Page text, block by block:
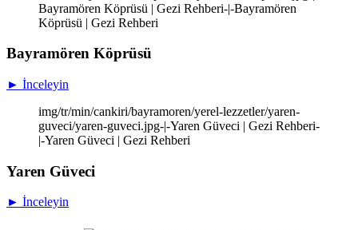
Bayramören Köprüsü | Gezi Rehberi-|-Bayramören
Köprüsü | Gezi Rehberi
Bayramören Köprüsü
► İnceleyin
img/tr/min/cankiri/bayramoren/yerel-lezzetler/yaren-
guveci/yaren-guveci.jpg-|-Yaren Güveci | Gezi Rehberi-
|-Yaren Güveci | Gezi Rehberi
Yaren Güveci
► İnceleyin